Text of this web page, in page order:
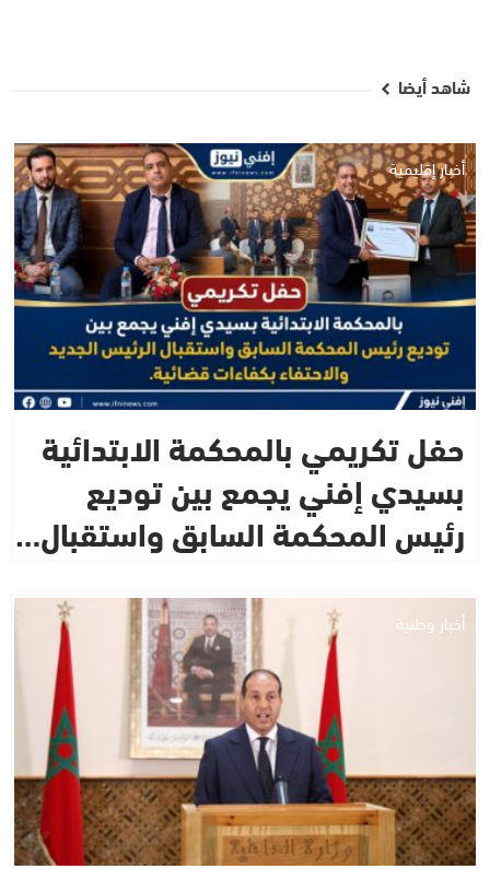
شاهد أيضا
أخبار إقليمية
حفل تكريمي بالمحكمة الابتدائية
بسيدي إفني يجمع بين توديع
رئيس المحكمة السابق واستقبال…
أخبار وطنية